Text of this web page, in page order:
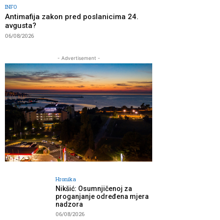
INFO
Antimafija zakon pred poslanicima 24.
avgusta?
06/08/2026
- Advertisement -
Hronika
Nikšić: Osumnjičenoj za
proganjanje određena mjera
nadzora
06/08/2026